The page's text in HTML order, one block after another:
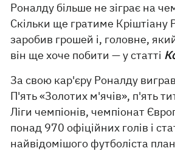
Роналду більше не зіграє на
Скільки ще гратиме Кріштіану
заробив грошей і, головне,
він ще хоче побити — у статті
За свою кар'єру Роналду
П'ять «Золотих м'ячів», п'ять
Ліги чемпіонів, чемпіонат
понад 970 офіційних голів і
найвідомішого футболіста